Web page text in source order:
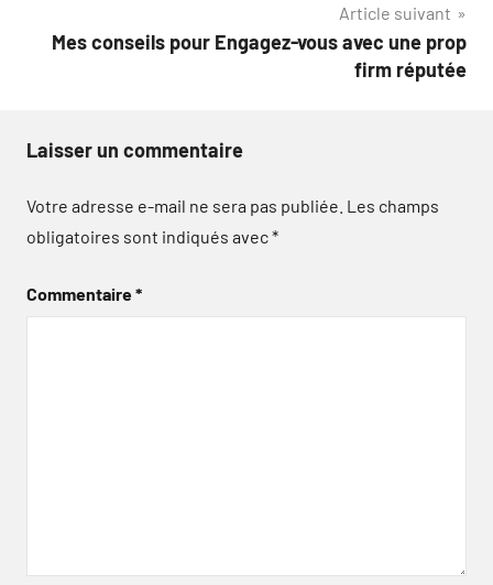
Article suivant
Mes conseils pour Engagez-vous avec une prop
firm réputée
Laisser un commentaire
Votre adresse e-mail ne sera pas publiée. Les champs
obligatoires sont indiqués avec*
Commentaire*